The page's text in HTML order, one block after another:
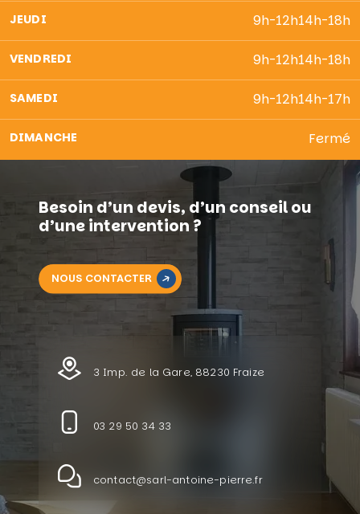
JEUDI 9h-12h14h-18h
VENDREDI 9h-12h14h-18h
SAMEDI 9h-12h14h-17h
DIMANCHE Fermé
Besoin d’un devis, d’un conseil ou
d’une intervention ?
NOUS CONTACTER
3 Imp. de la Gare, 88230 Fraize
03 29 50 34 33
contact@sarl-antoine-pierre.fr